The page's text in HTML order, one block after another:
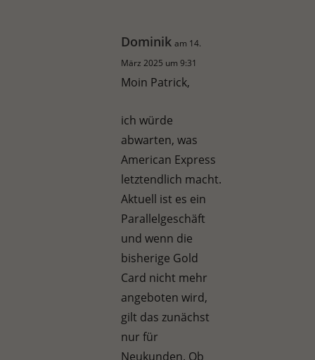
Dominik am 14.
März 2025 um 9:31
Moin Patrick,
ich würde
abwarten, was
American Express
letztendlich macht.
Aktuell ist es ein
Parallelgeschäft
und wenn die
bisherige Gold
Card nicht mehr
angeboten wird,
gilt das zunächst
nur für
Neukunden. Ob